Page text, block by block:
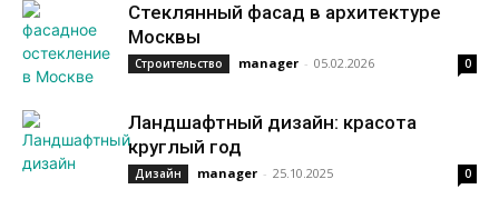
Стеклянный фасад в архитектуре
Москвы
Строительство manager - 05.02.2026 0
Ландшафтный дизайн: красота
круглый год
Дизайн manager - 25.10.2025 0